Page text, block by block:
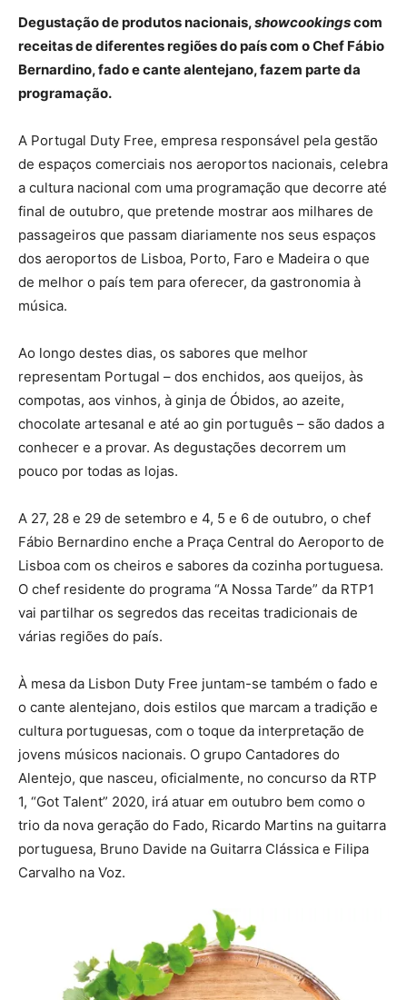
Degustação de produtos nacionais,showcookingscom
receitas de diferentes regiões do país com o Chef Fábio
Bernardino, fado e cante alentejano, fazem parte da
programação.
A Portugal Duty Free, empresa responsável pela gestão
de espaços comerciais nos aeroportos nacionais, celebra
a cultura nacional com uma programação que decorre até
final de outubro, que pretende mostrar aos milhares de
passageiros que passam diariamente nos seus espaços
dos aeroportos de Lisboa, Porto, Faro e Madeira o que
de melhor o país tem para oferecer, da gastronomia à
música.
Ao longo destes dias, os sabores que melhor
representam Portugal – dos enchidos, aos queijos, às
compotas, aos vinhos, à ginja de Óbidos, ao azeite,
chocolate artesanal e até ao gin português – são dados a
conhecer e a provar. As degustações decorrem um
pouco por todas as lojas.
A 27, 28 e 29 de setembro e 4, 5 e 6 de outubro, o chef
Fábio Bernardino enche a Praça Central do Aeroporto de
Lisboa com os cheiros e sabores da cozinha portuguesa.
O chef residente do programa “A Nossa Tarde” da RTP1
vai partilhar os segredos das receitas tradicionais de
várias regiões do país.
À mesa da Lisbon Duty Free juntam-se também o fado e
o cante alentejano, dois estilos que marcam a tradição e
cultura portuguesas, com o toque da interpretação de
jovens músicos nacionais. O grupo Cantadores do
Alentejo, que nasceu, oficialmente, no concurso da RTP
1, “Got Talent” 2020, irá atuar em outubro bem como o
trio da nova geração do Fado, Ricardo Martins na guitarra
portuguesa, Bruno Davide na Guitarra Clássica e Filipa
Carvalho na Voz.